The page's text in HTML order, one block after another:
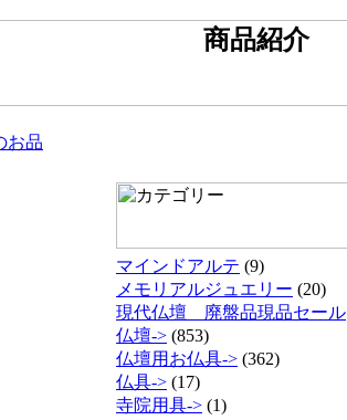
お品
マインドアルテ (9)
メモリアルジュエリー (20)
現代仏壇 廃盤品現品セール
仏壇-> (853)
仏壇用お仏具-> (362)
仏具-> (17)
寺院用具-> (1)